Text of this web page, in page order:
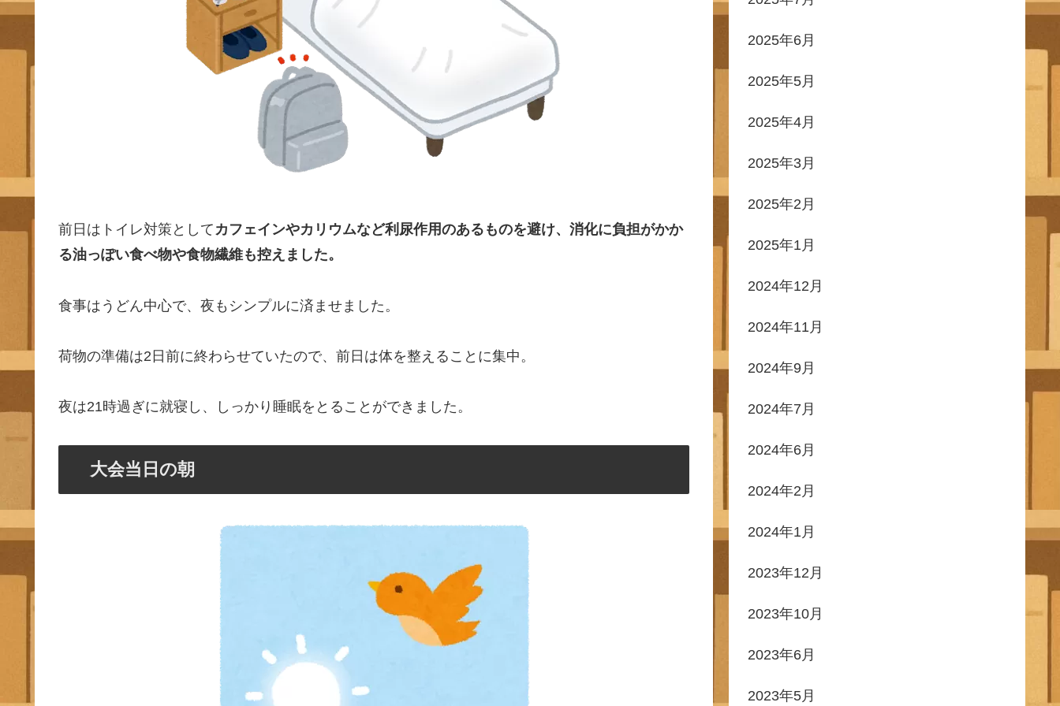
前日はトイレ対策として カフェインやカリウムなど利尿作用のあるものを避け、消化に負担がかか
る油っぽい食べ物や食物繊維も控えました。
食事はうどん中心で、夜もシンプルに済ませました。
荷物の準備は2日前に終わらせていたので、前日は体を整えることに集中。
夜は21時過ぎに就寝し、しっかり睡眠をとることができました。
大会当日の朝
2025年6月
2025年5月
2025年4月
2025年3月
2025年2月
2025年1月
2024年12月
2024年11月
2024年9月
2024年7月
2024年6月
2024年2月
2024年1月
2023年12月
2023年10月
2023年6月
2023年5月